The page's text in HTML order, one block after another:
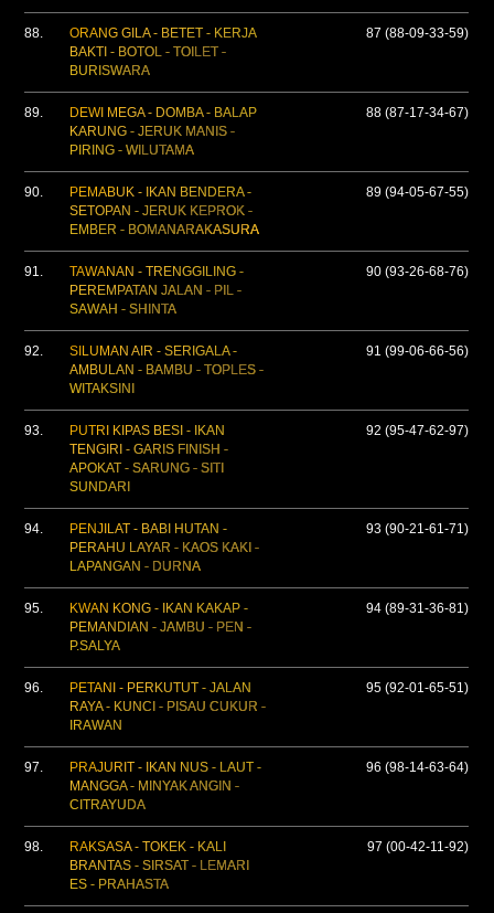
88.
ORANG GILA - BETET - KERJA
BAKTI - BOTOL - TOILET -
BURISWARA
87 (88-09-33-59)
89.
DEWI MEGA - DOMBA - BALAP
KARUNG - JERUK MANIS -
PIRING - WILUTAMA
88 (87-17-34-67)
90.
PEMABUK - IKAN BENDERA -
SETOPAN - JERUK KEPROK -
EMBER - BOMANARAKASURA
89 (94-05-67-55)
91.
TAWANAN - TRENGGILING -
PEREMPATAN JALAN - PIL -
SAWAH - SHINTA
90 (93-26-68-76)
92.
SILUMAN AIR - SERIGALA -
AMBULAN - BAMBU - TOPLES -
WITAKSINI
91 (99-06-66-56)
93.
PUTRI KIPAS BESI - IKAN
TENGIRI - GARIS FINISH -
APOKAT - SARUNG - SITI
SUNDARI
92 (95-47-62-97)
94.
PENJILAT - BABI HUTAN -
PERAHU LAYAR - KAOS KAKI -
LAPANGAN - DURNA
93 (90-21-61-71)
95.
KWAN KONG - IKAN KAKAP -
PEMANDIAN - JAMBU - PEN -
P.SALYA
94 (89-31-36-81)
96.
PETANI - PERKUTUT - JALAN
RAYA - KUNCI - PISAU CUKUR -
IRAWAN
95 (92-01-65-51)
97.
PRAJURIT - IKAN NUS - LAUT -
MANGGA - MINYAK ANGIN -
CITRAYUDA
96 (98-14-63-64)
98.
RAKSASA - TOKEK - KALI
BRANTAS - SIRSAT - LEMARI
ES - PRAHASTA
97 (00-42-11-92)